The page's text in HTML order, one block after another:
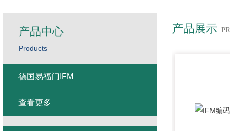
产品展示
产品中心
Products
德国易福门IFM
查看更多